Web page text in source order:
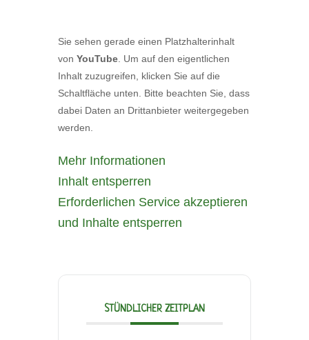
Sie sehen gerade einen Platzhalterinhalt
von YouTube . Um auf den eigentlichen
Inhalt zuzugreifen, klicken Sie auf die
Schaltfläche unten. Bitte beachten Sie, dass
dabei Daten an Drittanbieter weitergegeben
werden.
Mehr Informationen
Inhalt entsperren
Erforderlichen Service akzeptieren
und Inhalte entsperren
STÜNDLICHER ZEITPLAN